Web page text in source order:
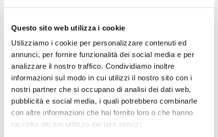
Questo sito web utilizza i cookie
Utilizziamo i cookie per personalizzare contenuti ed
annunci, per fornire funzionalità dei social media e per
analizzare il nostro traffico. Condividiamo inoltre
informazioni sul modo in cui utilizzi il nostro sito con i
nostri partner che si occupano di analisi dei dati web,
pubblicità e social media, i quali potrebbero combinarle
con altre informazioni che hai fornito loro o che hanno
raccolto dal tuo utilizzo dei loro servizi.
3000 € 0,59 € 0,91
4000 € 0,58
€ 0,58
6000 € 0,56 € 0,87
7000 € 0,56 € 0,85
8000 € 0,56 € 0,84
10000 € 0,54